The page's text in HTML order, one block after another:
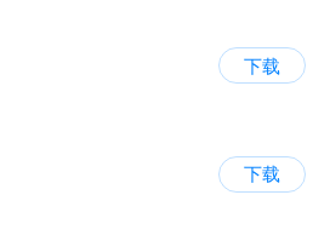
下载
下载